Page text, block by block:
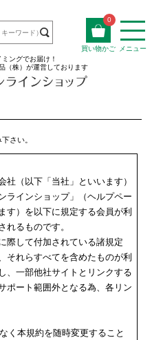
0
買い物かご
メニュー
ミングでお届け！
（株）が運営しております
さい。
社（以下「当社」といいます）
ラインショップ」（ヘルプペー
す）を以下に規定する会員が利
れるものです。
際して付加されている諸規定
それらすべてを含めたものが利
、一部他社サイトとリンクする
ポート範囲外となる為、各リン
く本規約を随時変更すること